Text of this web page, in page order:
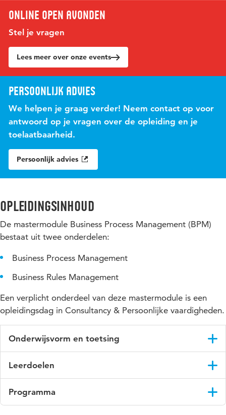
Online open avonden
Stel je vragen
Lees meer over onze events
Persoonlijk advies
We helpen je graag verder! Neem contact op voor
antwoord op je vragen over de opleiding en je
toelaatbaarheid.
Persoonlijk advies
Opleidingsinhoud
De mastermodule Business Process Management (BPM)
bestaat uit twee onderdelen:
Business Process Management
Business Rules Management
Een verplicht onderdeel van deze mastermodule is een
opleidingsdag in Consultancy & Persoonlijke vaardigheden.
Onderwijsvorm en toetsing
deel je ook jouw praktijkervaring met de andere deelnemers.
Een module wordt afgesloten met een schriftelijk tentamen,
een paper of presentatie en een opleidingsdag Consultancy
Leerdoelen
Je weet wat BPM inhoud en wat voor meerwaarde kan het
Programma